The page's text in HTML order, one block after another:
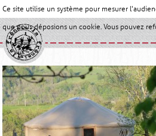
Ce site utilise un système pour mesurer
que nous déposions un cookie. Vous pouvez